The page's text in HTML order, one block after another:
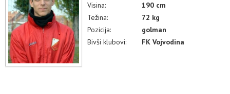
Visina:
190 cm
Težina:
72 kg
Pozicija:
golman
Bivši klubovi:
FK Vojvodina